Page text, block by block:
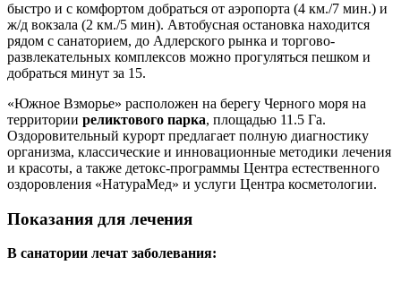
быстро и с комфортом добраться от аэропорта (4 км./7 мин.) и
ж/д вокзала (2 км./5 мин). Автобусная остановка находится
рядом с санаторием, до Адлерского рынка и торгово-
развлекательных комплексов можно прогуляться пешком и
добраться минут за 15.
«Южное Взморье» расположен на берегу Черного моря на
территории реликтового парка, площадью 11.5 Га.
Оздоровительный курорт предлагает полную диагностику
организма, классические и инновационные методики лечения
и красоты, а также детокс-программы Центра естественного
оздоровления «НатураМед» и услуги Центра косметологии.
Показания для лечения
В санатории лечат заболевания: